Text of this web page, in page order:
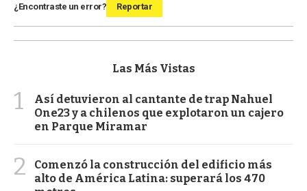
¿Encontraste un error? Reportar
Las Más Vistas
1
Así detuvieron al cantante de trap Nahuel
One23 y a chilenos que explotaron un cajero
en Parque Miramar
2
Comenzó la construcción del edificio más
alto de América Latina: superará los 470